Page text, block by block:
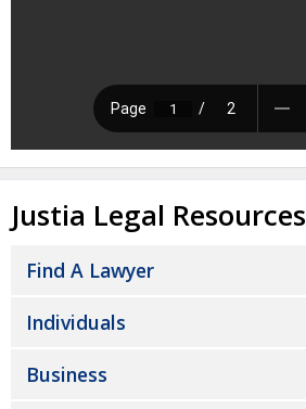
Justia Legal Resources
Find A Lawyer
Individuals
Business